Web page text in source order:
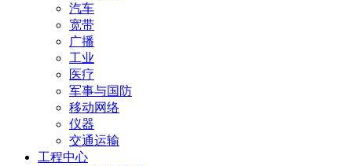
汽车
宽带
广播
工业
医疗
军事与国防
移动网络
仪器
交通运输
工程中心